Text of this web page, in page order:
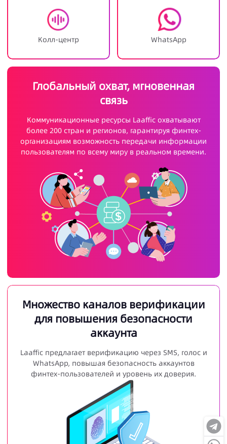
Колл-центр WhatsApp
Глобальный охват, мгновенная
связь
Коммуникационные ресурсы Laaffic охватывают
более 200 стран и регионов, гарантируя финтех-
организациям возможность передачи информации
пользователям по всему миру в реальном времени.
Множество каналов верификации
для повышения безопасности
аккаунта
Laaffic предлагает верификацию через SMS, голос и
WhatsApp, повышая безопасность аккаунтов
финтех-пользователей и уровень их доверия.